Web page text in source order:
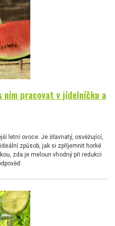
pracovat v jídelníčku a
letní ovoce. Je šťavnatý, osvěžující,
způsob, jak si zpříjemnit horké
zda je meloun vhodný při redukci